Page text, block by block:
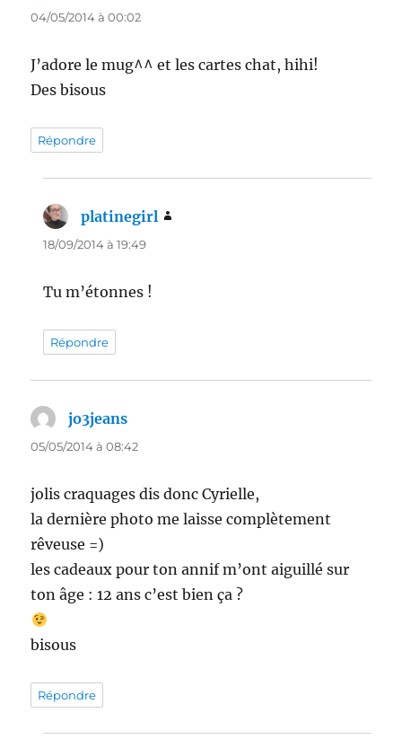
04/05/2014 à 00:02
J’adore le mug^^ et les cartes chat, hihi!
Des bisous
Répondre
platinegirl
18/09/2014 à 19:49
Tu m’étonnes !
Répondre
jo3jeans
05/05/2014 à 08:42
jolis craquages dis donc Cyrielle,
la dernière photo me laisse complètement
rêveuse =)
les cadeaux pour ton annif m’ont aiguillé sur
ton âge : 12 ans c’est bien ça ?
bisous
Répondre